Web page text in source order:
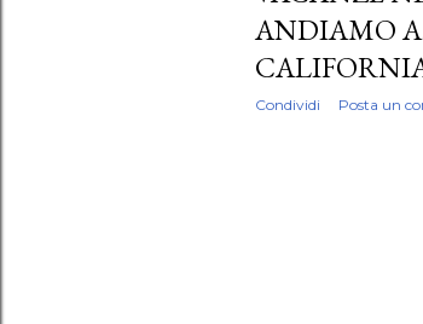
ANDIAMO
Condividi Posta un